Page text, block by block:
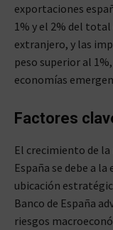
exportaciones
1% y el 2% del total
extranjero, y las
peso superior al
economías
Factores
El crecimiento de
España se debe a
ubicación
Banco de España
riesgos